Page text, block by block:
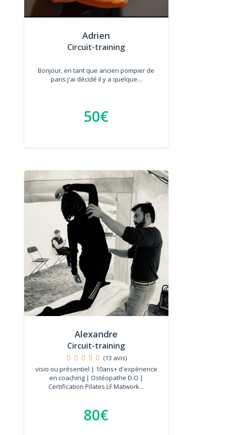
Adrien
Circuit-training
Bonjour, en tant que ancien pompier de
paris j'ai décidé il y a quelque...
50€
Alexandre
Circuit-training
(13 avis)
visio ou présentiel | 10ans+ d'expérience
en coaching | Ostéopathe D.O |
Certification Pilates LF Matwork...
80€